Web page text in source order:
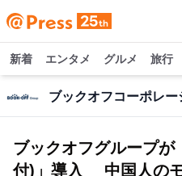
新着 エンタメ グルメ 旅行
ブックオフグループ
付)」導入 中国人のモ